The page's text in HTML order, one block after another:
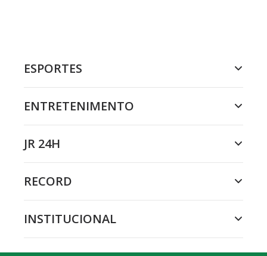
ESPORTES
ENTRETENIMENTO
JR 24H
RECORD
INSTITUCIONAL